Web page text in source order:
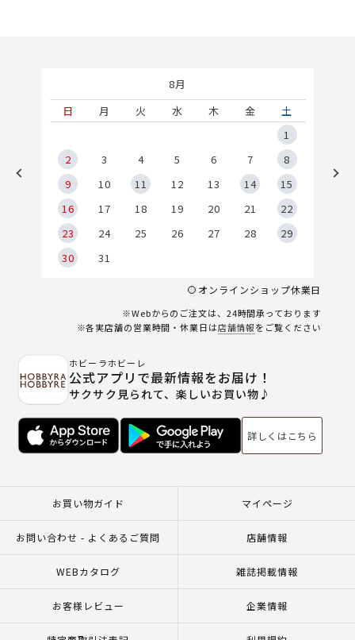
8月
日
月 火 水 木 金
土
1
2
3 4 5 6 7
8
9
10 11 12 13 14
15
16
17 18 19 20 21
22
23
24 25 26 27 28
29
30
31
オンラインショップ休業日
※Webからのご注文は、24時間承っております
※各実店舗の営業時間・休業日は店舗情報をご覧ください
ホビーラホビーレ
公式アプリで最新情報をお届け！
サクサク見られて、楽しいお買い物♪
詳しくはこちら
お買い物ガイド マイページ
お問い合わせ - よくあるご質問 店舗情報
WEBカタログ 雑誌掲載情報
お客様レビュー 企業情報